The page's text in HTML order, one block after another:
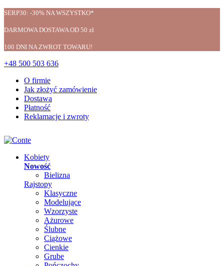
SERP30: -30% NA WSZYSTKO*
DARMOWA DOSTAWA OD 50 zł
100 DNI NA ZWROT TOWARU!
+48 500 503 636
O firmie
Jak złożyć zamówienie
Dostawa
Płatność
Reklamacje i zwroty
Kobiety
Nowość
Bielizna
Rajstopy
Klasyczne
Modelujące
Wzorzyste
Ażurowe
Ślubne
Ciążowe
Cienkie
Grube